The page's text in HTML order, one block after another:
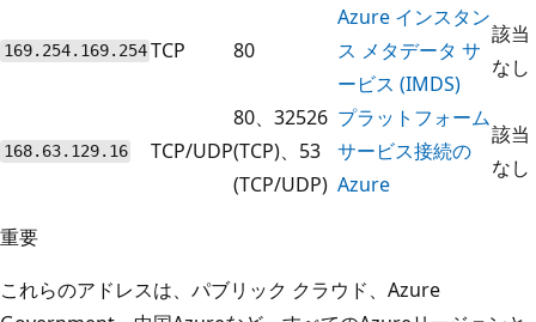
169.254.169.254 TCP 80
Azure インスタン
ス メタデータ サ
ービス (IMDS)
該当
なし
168.63.129.16 TCP/UDP
80、32526
(TCP)、53
(TCP/UDP)
プラットフォーム
サービス接続の
Azure
該当
なし
重要
これらのアドレスは、パブリック クラウド、Azure